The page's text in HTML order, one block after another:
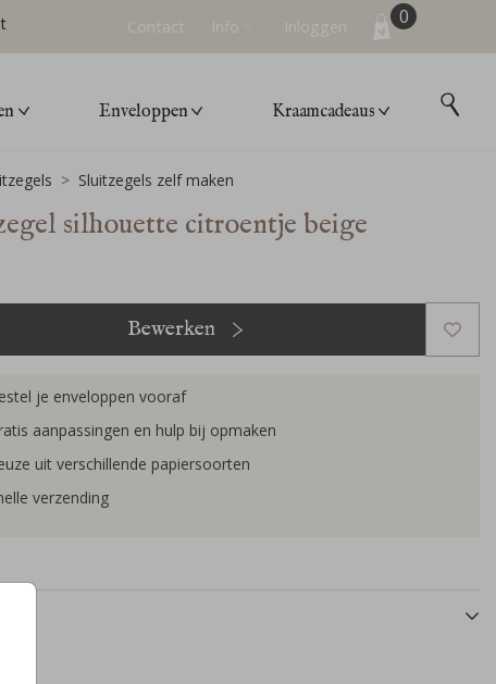
Contact Info Inloggen 0
Enveloppen Kraamcadeaus
Sluitzegels zelf maken
silhouette citroentje beige
Bewerken
je enveloppen vooraf
aanpassingen en hulp bij opmaken
uit verschillende papiersoorten
verzending